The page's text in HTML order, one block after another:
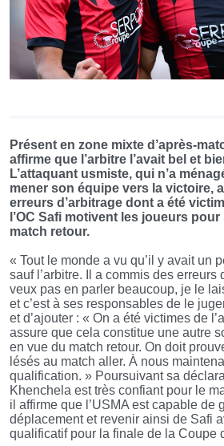
Présent en zone mixte d’après-
affirme que l’arbitre l’avait bel et
L’attaquant usmiste, qui n’a
mener son équipe vers la victoire,
erreurs d’arbitrage dont a été
l’OC Safi motivent les joueurs
match retour.
« Tout le monde a vu qu’il y avait un
sauf l’arbitre. Il a commis des erreurs
veux pas en parler beaucoup, je le
et c’est à ses responsables de le
et d’ajouter : « On a été victimes de
assure que cela constitue une autre
en vue du match retour. On doit
lésés au match aller. À nous
qualification. » Poursuivant sa
Khenchela est très confiant pour le
il affirme que l’USMA est capable de
déplacement et revenir ainsi de Safi
qualificatif pour la finale de la Coupe